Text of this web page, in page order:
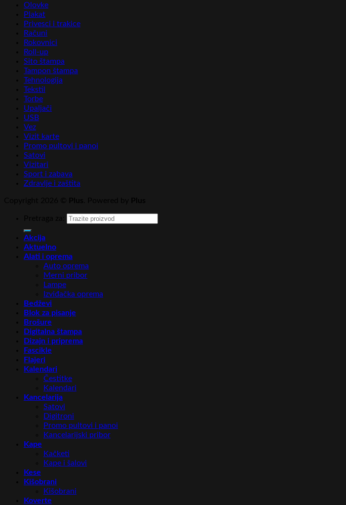
Olovke
Plakat
Privesci i trakice
Računi
Rokovnici
Roll-up
Sito štampa
Tampon štampa
Tehnologija
Tekstil
Torbe
Upaljači
USB
Vez
Vizit karte
Promo pultovi i panoi
Satovi
Vizitari
Sport i zabava
Zdravlje i zaštita
Akcija
Aktuelno
Alati i oprema
Auto oprema
Merni pribor
Lampe
Izviđačka oprema
Bedževi
Blok za pisanje
Brošure
Digitalna štampa
Dizajn i priprema
Fascikle
Flajeri
Kalendari
Čestitke
Kalendari
Kancelarija
Satovi
Digitroni
Promo pultovi i panoi
Kancelarijski pribor
Kape
Kačketi
Kape i šalovi
Kese
Kišobrani
Kišobrani
Koverte